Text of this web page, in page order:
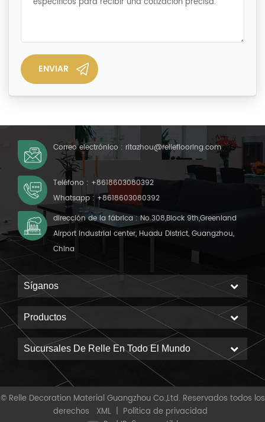
Correo electrónico : ritazhou@relleflooring.com
Teléfono : +8618603080392
Whatsapp : +8618603080392
dirección de la fábrica : No.308,Block 9th,Greenland
Airport Industrial center, Huadu District, Guangzhou,
China
Síganos
Productos
Sucursales De Relle En Todo El Mundo
© Relle Decoration Material Guangzhou Co.,Ltd. Reservados todos los
derechos
XML | Política de privacidad